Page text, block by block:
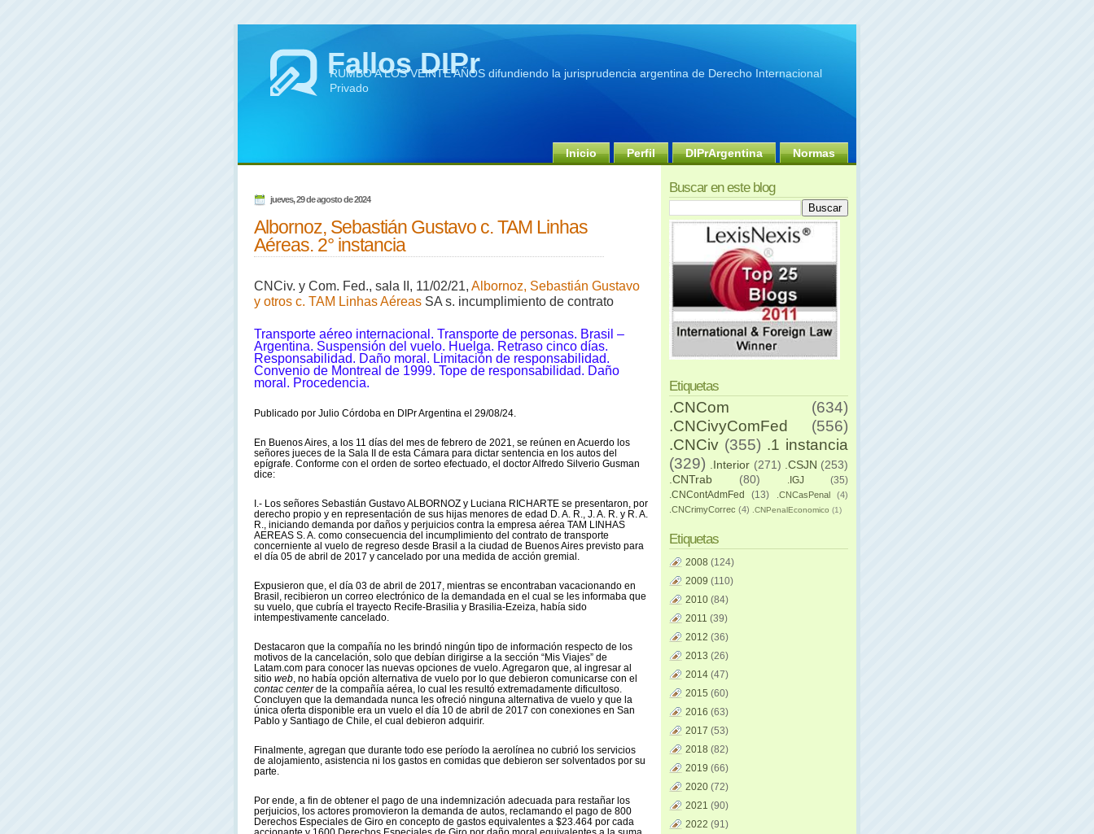
Fallos DIPr
RUMBO A LOS VEINTE AÑOS difundiendo la jurisprudencia argentina de Derecho Internacional
Privado
Inicio Perfil DIPrArgentina Normas
jueves, 29 de agosto de 2024
Albornoz, Sebastián Gustavo c. TAM Linhas
Aéreas. 2° instancia
CNCiv. y Com. Fed., sala I I, 11/02/21, Albornoz, Sebastián Gustavo
y otros c. TAM Linhas Aéreas SA s. incumplimiento de contrato
Transporte aéreo internacional. Transporte de personas. Brasil –
Argentina. Suspensión del vuelo. Huelga. Retraso cinco días.
Responsabilidad. Daño moral. Limitación de responsabilidad.
Convenio de Montreal de 1999. Tope de responsabilidad. Daño
moral. Procedencia.
Publicado por Julio Córdoba en DIPr Argentina el 29/08/24.
En Buenos Aires, a los 11 días del mes de febrero de 2021, se reúnen en Acuerdo los
señores jueces de la Sala II de esta Cámara para dictar sentencia en los autos del
epígrafe. Conforme con el orden de sorteo efectuado, el doctor Alfredo Silverio Gusman
dice:
I.- Los señores Sebastián Gustavo ALBORNOZ y Luciana RICHARTE se presentaron, por
derecho propio y en representación de sus hijas menores de edad D. A. R., J. A. R. y R. A.
R., iniciando demanda por daños y perjuicios contra la empresa aérea TAM LINHAS
AEREAS S. A. como consecuencia del incumplimiento del contrato de transporte
concerniente al vuelo de regreso desde Brasil a la ciudad de Buenos Aires previsto para
el día 05 de abril de 2017 y cancelado por una medida de acción gremial.
Expusieron que, el día 03 de abril de 2017, mientras se encontraban vacacionando en
Brasil, recibieron un correo electrónico de la demandada en el cual se les informaba que
su vuelo, que cubría el trayecto Recife-Brasilia y Brasilia-Ezeiza, había sido
intempestivamente cancelado.
Destacaron que la compañía no les brindó ningún tipo de información respecto de los
motivos de la cancelación, solo que debían dirigirse a la sección “Mis Viajes” de
Latam.com para conocer las nuevas opciones de vuelo. Agregaron que, al ingresar al
sitio web, no había opción alternativa de vuelo por lo que debieron comunicarse con el
contac centerde la compañía aérea, lo cual les resultó extremadamente dificultoso.
Concluyen que la demandada nunca les ofreció ninguna alternativa de vuelo y que la
única oferta disponible era un vuelo el día 10 de abril de 2017 con conexiones en San
Pablo y Santiago de Chile, el cual debieron adquirir.
Finalmente, agregan que durante todo ese período la aerolínea no cubrió los servicios
de alojamiento, asistencia ni los gastos en comidas que debieron ser solventados por su
parte.
Por ende, a fin de obtener el pago de una indemnización adecuada para restañar los
perjuicios, los actores promovieron la demanda de autos, reclamando el pago de 800
Derechos Especiales de Giro en concepto de gastos equivalentes a $23.464 por cada
Buscar en este blog
Etiquetas
.CNCom
(634)
.CNCivyComFed
(556)
.CNCiv (355) .1 instancia
(329)
.Interior (271) .CSJN (253)
.CNTrab
(80) .IGJ
(35)
.CNContAdmFed
(13) .CNCasPenal
(4)
.CNCrimyCorrec (4) .CNPenalEconomico (1)
Etiquetas
2008 (124)
2009 (110)
2010 (84)
2011 (39)
2012 (36)
2013 (26)
2014 (47)
2015 (60)
2016 (63)
2017 (53)
2018 (82)
2019 (66)
2020 (72)
2021 (90)
2022 (91)